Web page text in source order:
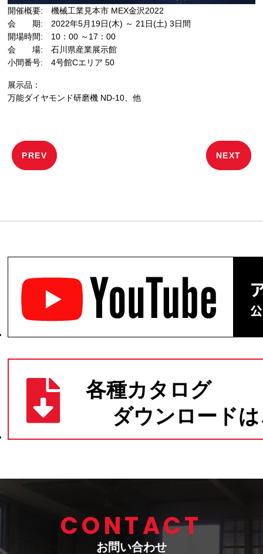
開催概要: 機械工業見本市 MEX金沢2022
会 期: 2022年5月19日(木) ～ 21日(土) 3日間
開場時間: 10：00 ～17：00
会 場: 石川県産業展示館
小間番号: 4号館Cエリア 50
展示品：
万能ダイヤモンド研磨機 ND-10、他
ー
PREV NEXT
CONTACT
お問い合わせ